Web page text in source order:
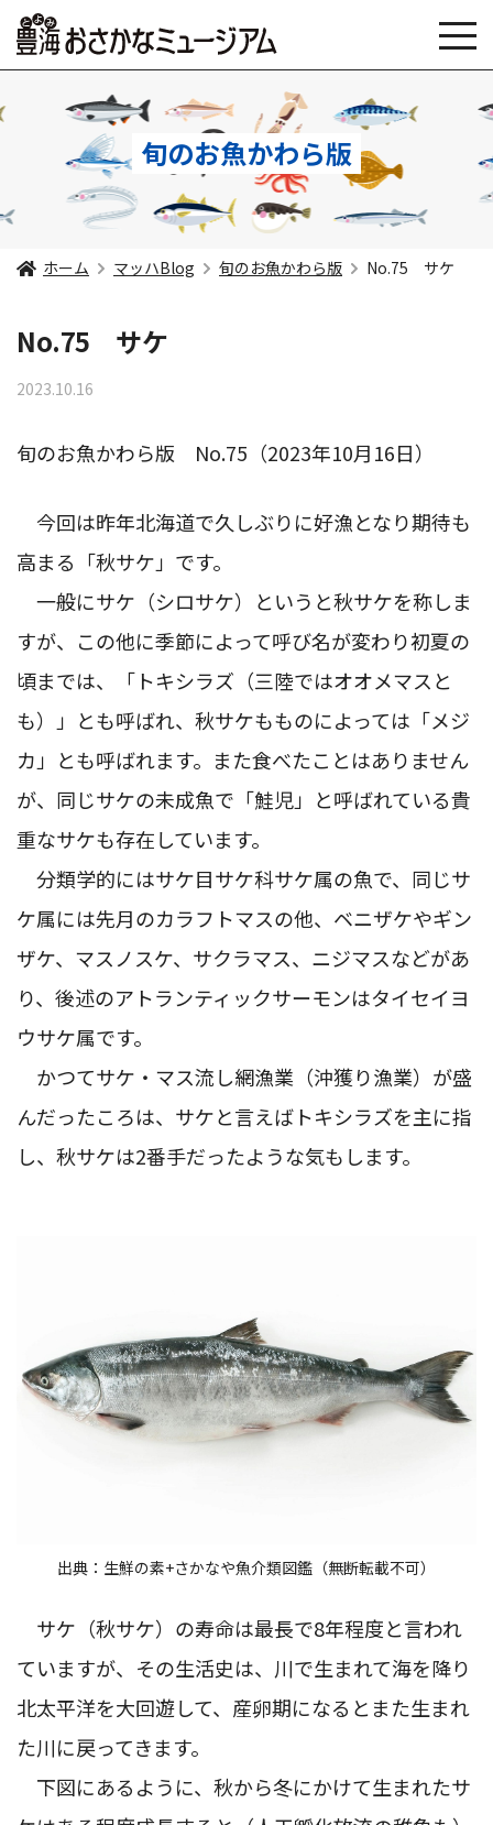
旬のお魚かわら版
ホーム マッハBlog 旬のお魚かわら版 No.75 サケ
No.75 サケ
2023.10.16
旬のお魚かわら版 No.75（2023年10月16日）
今回は昨年北海道で久しぶりに好漁となり期待も
高まる「秋サケ」です。
一般にサケ（シロサケ）というと秋サケを称しま
すが、この他に季節によって呼び名が変わり初夏の
頃までは、「トキシラズ（三陸ではオオメマスと
も）」とも呼ばれ、秋サケもものによっては「メジ
カ」とも呼ばれます。また食べたことはありません
が、同じサケの未成魚で「鮭児」と呼ばれている貴
重なサケも存在しています。
分類学的にはサケ目サケ科サケ属の魚で、同じサ
ケ属には先月のカラフトマスの他、ベニザケやギン
ザケ、マスノスケ、サクラマス、ニジマスなどがあ
り、後述のアトランティックサーモンはタイセイヨ
ウサケ属です。
かつてサケ・マス流し網漁業（沖獲り漁業）が盛
んだったころは、サケと言えばトキシラズを主に指
し、秋サケは2番手だったような気もします。
出典：生鮮の素+さかなや魚介類図鑑（無断転載不可）
サケ（秋サケ）の寿命は最長で8年程度と言われ
ていますが、その生活史は、川で生まれて海を降り
北太平洋を大回遊して、産卵期になるとまた生まれ
た川に戻ってきます。
下図にあるように、秋から冬にかけて生まれたサ